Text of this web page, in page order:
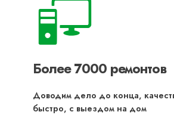
Более 7000 ремонтов
Доводим дело до конца,
быстро, с выездом на дом